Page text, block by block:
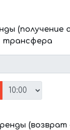
(получение
трансфера
(возврат